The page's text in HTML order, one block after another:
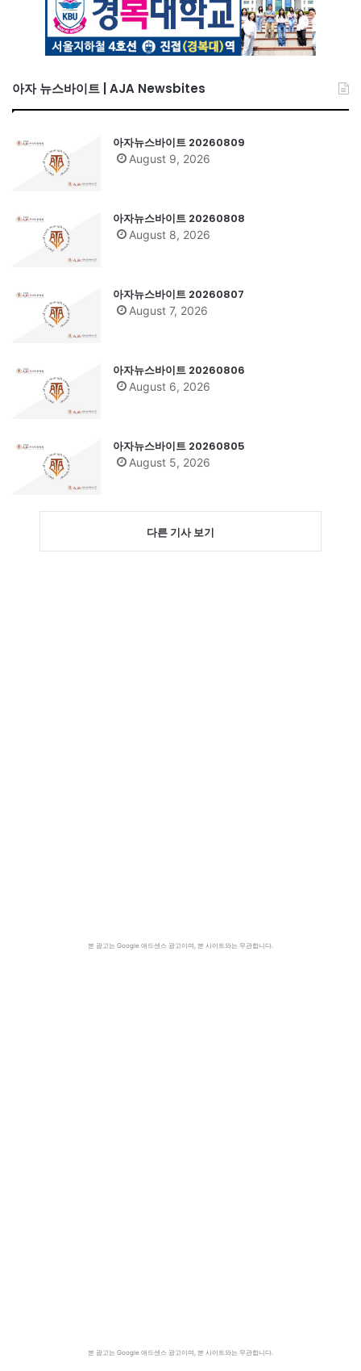
아자 뉴스바이트 | AJA Newsbites
아자뉴스바이트 20260809
August 9, 2026
아자뉴스바이트 20260808
August 8, 2026
아자뉴스바이트 20260807
August 7, 2026
아자뉴스바이트 20260806
August 6, 2026
아자뉴스바이트 20260805
August 5, 2026
다른 기사 보기
본 광고는 Google 애드센스 광고이며, 본 사이트와는 무관합니다.
본 광고는 Google 애드센스 광고이며, 본 사이트와는 무관합니다.